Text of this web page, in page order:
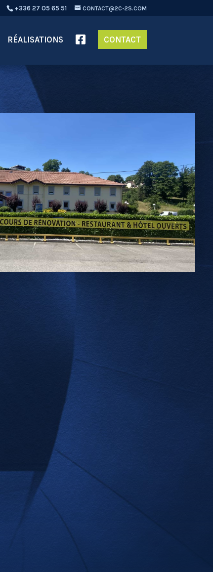
+336 27 05 65 51 CONTACT@2C-2S.COM
RÉALISATIONS CONTACT